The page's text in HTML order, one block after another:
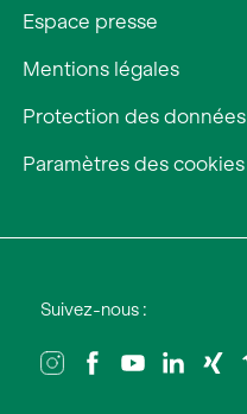
Espace presse
Mentions légales
Protection des données
Paramètres des cookies
Suivez-nous :